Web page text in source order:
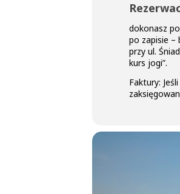
dokonasz
po zapisie –
przy ul.
kurs jogi”.
Faktury: